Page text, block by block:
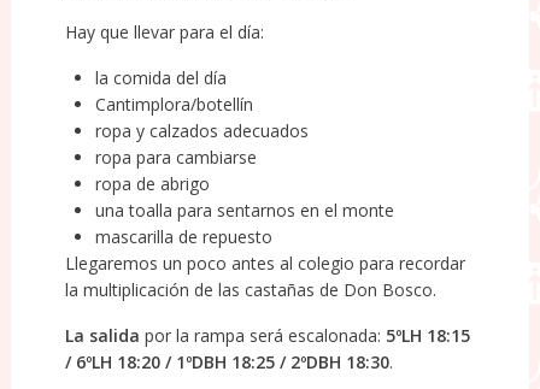
Hay que llevar para el día:
la comida del día
Cantimplora/botellín
ropa y calzados adecuados
ropa para cambiarse
ropa de abrigo
una toalla para sentarnos en el monte
mascarilla de repuesto
Llegaremos un poco antes al colegio para recordar
la multiplicación de las castañas de Don Bosco.
La salida por la rampa será escalonada: 5ºLH 18:15
/ 6ºLH 18:20 / 1ºDBH 18:25 / 2ºDBH 18:30.